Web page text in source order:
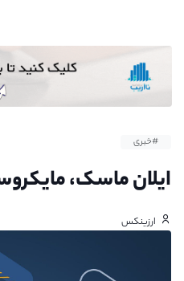
#خبری
ایلان ماسک،
ارزینکس